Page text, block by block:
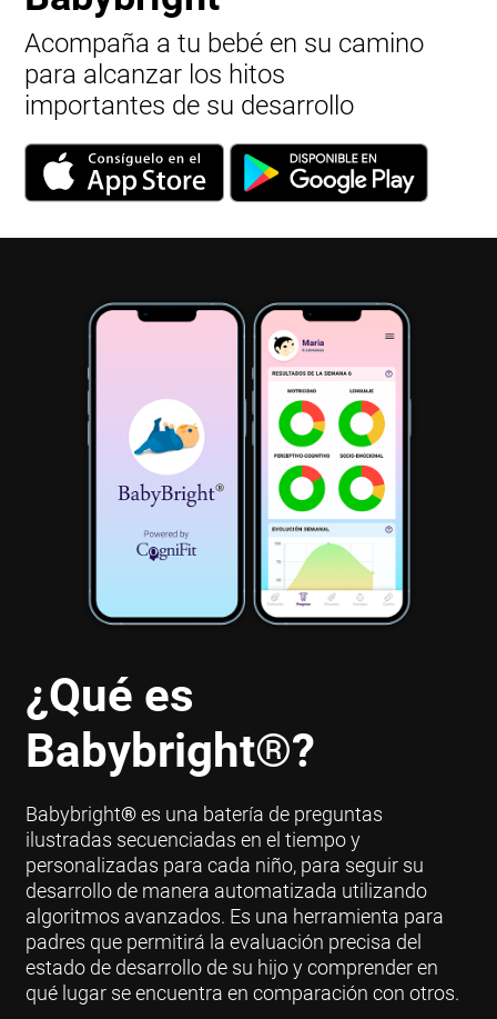
Acompaña a tu bebé en su camino
para alcanzar los hitos
importantes de su desarrollo
¿Qué es
Babybright®?
Babybright®es una batería de preguntas
ilustradas secuenciadas en el tiempo y
personalizadas para cada niño, para seguir su
desarrollo de manera automatizada utilizando
algoritmos avanzados. Es una herramienta para
padres que permitirá la evaluación precisa del
estado de desarrollo de su hijo y comprender en
qué lugar se encuentra en comparación con otros.